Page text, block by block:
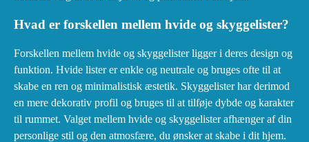
Hvad er forskellen mellem hvide og skyggelister?
Forskellen mellem hvide og skyggelister ligger i deres design og
funktion. Hvide lister er enkle og neutrale og bruges ofte til at
skabe en ren og minimalistisk æstetik. Skyggelister har derimod
en mere dekorativ profil og bruges til at tilføje dybde og karakter
til rummet. Valget mellem hvide og skyggelister afhænger af din
personlige stil og den atmosfære, du ønsker at skabe i dit hjem.